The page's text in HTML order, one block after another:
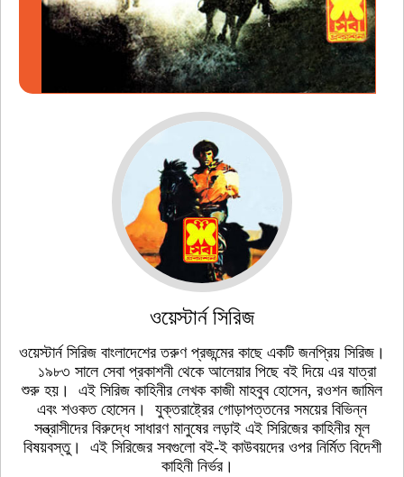
ওয়েস্টার্ন সিরিজ
ওয়েস্টার্ন সিরিজ বাংলাদেশের তরুণ প্রজন্মের কাছে একটি জনপ্রিয় সিরিজ।
১৯৮৩ সালে সেবা প্রকাশনী থেকে আলেয়ার পিছে বই দিয়ে এর যাত্রা
শুরু হয়। এই সিরিজ কাহিনীর লেখক কাজী মাহবুব হোসেন, রওশন জামিল
এবং শওকত হোসেন। যুক্তরাষ্ট্রের গোড়াপত্তনের সময়ের বিভিন্ন
সন্ত্রাসীদের বিরুদ্ধে সাধারণ মানুষের লড়াই এই সিরিজের কাহিনীর মূল
বিষয়বস্তু। এই সিরিজের সবগুলো বই-ই কাউবয়দের ওপর নির্মিত বিদেশী
কাহিনী নির্ভর।